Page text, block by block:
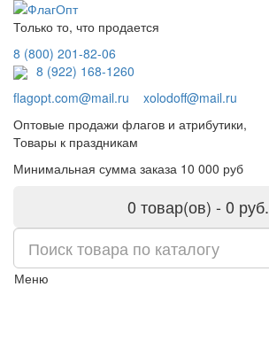
Только то, что продается
8 (800) 201-82-06
8 (922) 168-1260
flagopt.com@mail.ru
xolodoff@mail.ru
Оптовые продажи флагов и атрибутики,
Товары к праздникам
Минимальная сумма заказа 10 000 руб
0 товар(ов) - 0 руб.
Меню